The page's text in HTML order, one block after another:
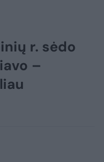
r. sėdo
–